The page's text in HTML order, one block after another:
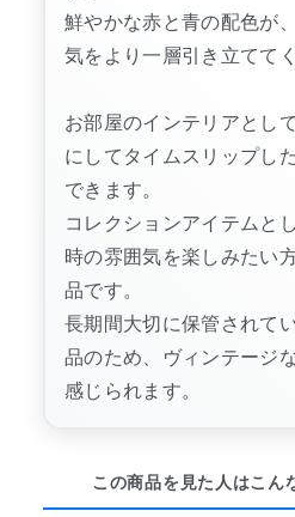
鮮やかな赤と青の配色が
気をより一層引き立てて
お部屋のインテリアとし
にしてタイムスリップし
できます。
コレクションアイテムと
時の雰囲気を楽しみたい
品です。
長期間大切に保管されて
品のため、ヴィンテージ
感じられます。
この商品を見た人はこん